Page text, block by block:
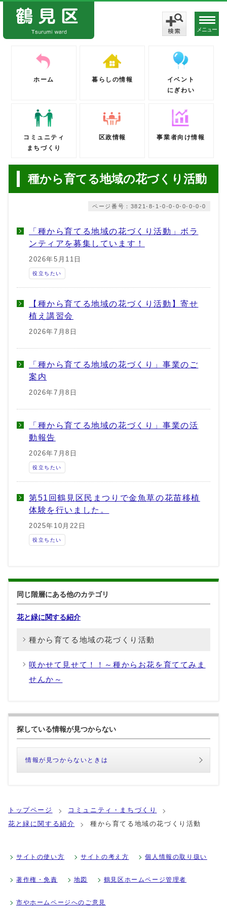
メニュー
ホーム 暮らしの情報
イベント
にぎわい
コミュニティ
まちづくり
区政情報 事業者向け情報
種から育てる地域の花づくり活動
ページ番号：3821-8-1-0-0-0-0-0-0-0
「種から育てる地域の花づくり活動」ボラ
ンティアを募集しています！
2026年5月11日
役立ちたい
【種から育てる地域の花づくり活動】寄せ
植え講習会
2026年7月8日
「種から育てる地域の花づくり」事業のご
案内
2026年7月8日
「種から育てる地域の花づくり」事業の活
動報告
2026年7月8日
役立ちたい
第51回鶴見区民まつりで金魚草の花苗移植
体験を行いました。
2025年10月22日
役立ちたい
同じ階層にある他のカテゴリ
花と緑に関する紹介
種から育てる地域の花づくり活動
咲かせて見せて！！～種からお花を育ててみま
せんか～
探している情報が見つからない
情報が見つからないときは
トップページ
コミュニティ・まちづくり
花と緑に関する紹介
種から育てる地域の花づくり活動
サイトの使い方 サイトの考え方 個人情報の取り扱い
著作権・免責 地図 鶴見区ホームページ管理者
市やホームページへのご意見